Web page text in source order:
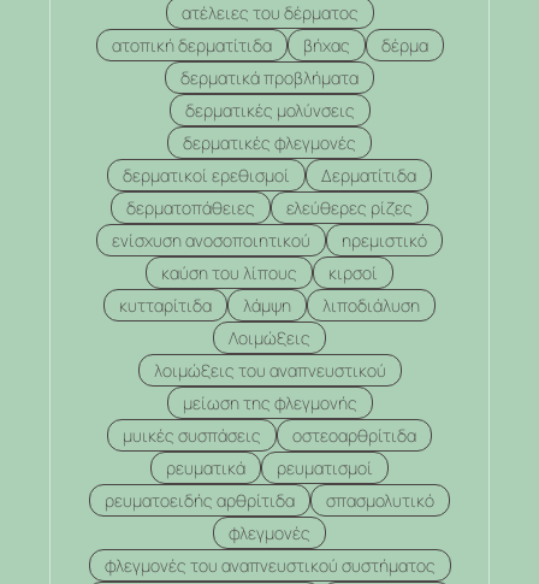
ατέλειες του δέρματος
ατοπική δερματίτιδα
βήχας
δέρμα
δερματικά προβλήματα
δερματικές μολύνσεις
δερματικές φλεγμονές
δερματικοί ερεθισμοί
Δερματίτιδα
δερματοπάθειες
ελεύθερες ρίζες
ενίσχυση ανοσοποιητικού
ηρεμιστικό
καύση του λίπους
κιρσοί
κυτταρίτιδα
λάμψη
λιποδιάλυση
Λοιμώξεις
λοιμώξεις του αναπνευστικού
μείωση της φλεγμονής
μυικές συσπάσεις
οστεοαρθρίτιδα
ρευματικά
ρευματισμοί
ρευματοειδής αρθρίτιδα
σπασμολυτικό
φλεγμονές
φλεγμονές του αναπνευστικού συστήματος